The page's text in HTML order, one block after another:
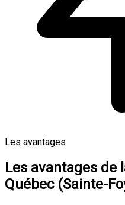
Les avantages
Les avantages de
Québec (Sainte-